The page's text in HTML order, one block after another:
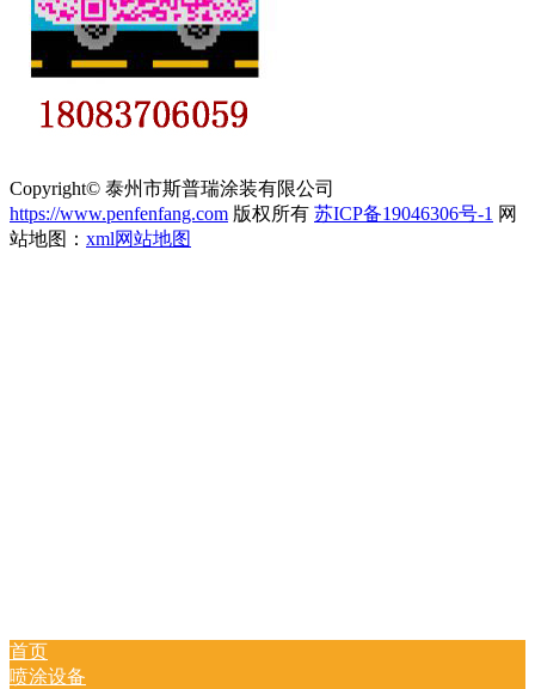
Copyright© 泰州市斯普瑞涂装有限公司
https://www.penfenfang.com 版权所有 苏ICP备19046306号-1 网
站地图： xml网站地图
首页
喷涂设备